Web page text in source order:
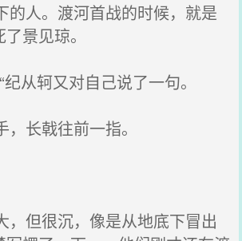
人。渡河首战的时候，就是
景见琼。
从轲又对自己说了一句。
长戟往前一指。
但很沉，像是从地底下冒出